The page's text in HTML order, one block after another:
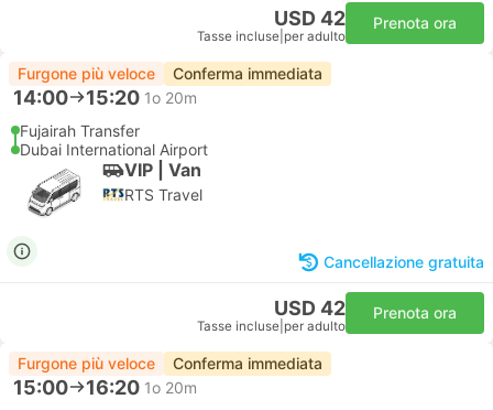
USD 42
Tasse incluse per adulto
Prenota ora
Furgone più veloce Conferma immediata
14:00 15:20 1o 20m
Fujairah Transfer
Dubai International Airport
VIP | Van
RTS Travel
Cancellazione gratuita
USD 42
Tasse incluse per adulto
Prenota ora
Furgone più veloce Conferma immediata
15:00 16:20 1o 20m